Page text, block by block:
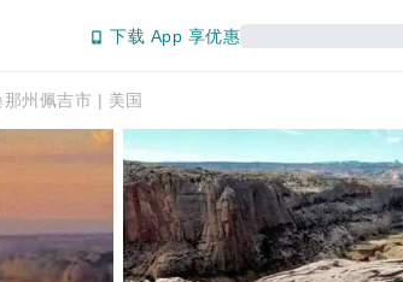
下载 App 享优惠
州佩吉市 | 美国